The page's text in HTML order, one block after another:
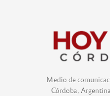
Medio de
Córdoba,